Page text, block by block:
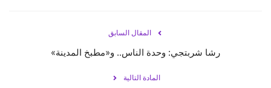
المقال السابق
رشا شربتجي: وحدة الناس.. و«مطبخ المدينة»
المادة التالية